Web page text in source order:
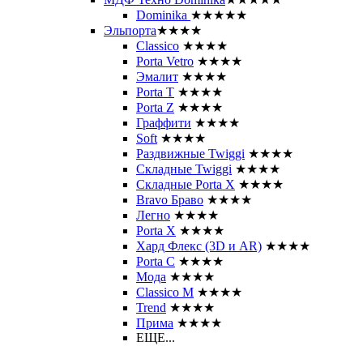
Dominika ★★★★★
Эльпорта★★★★
Classico ★★★★
Porta Vetro ★★★★
Эмалит ★★★★
Porta T ★★★★
Porta Z ★★★★
Граффити ★★★★
Soft ★★★★
Раздвижные Twiggi ★★★★
Складные Twiggi ★★★★
Складные Porta X ★★★★
Bravo Браво ★★★★
Легно ★★★★
Porta X ★★★★
Хард Флекс (3D и AR) ★★★★
Porta C ★★★★
Мода ★★★★
Classico M ★★★★
Trend ★★★★
Прима ★★★★
ЕЩЕ...